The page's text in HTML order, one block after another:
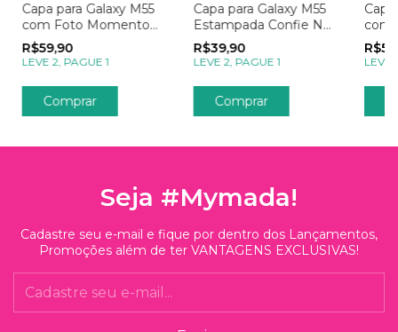
Capa para Galaxy M55
com Foto Momentos
Apaixonantes
R$59,90
LEVE 2, PAGUE 1
Capa para Galaxy M55
Estampada Confie Na
Sua Jornada
R$39,90
LEVE 2, PAGUE 1
com
LEVE
Seja #Mymada!
Cadastre seu e-mail e fique por dentro dos Lançamentos,
Promoções além de ter VANTAGENS EXCLUSIVAS!